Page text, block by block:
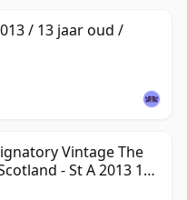
/ 13 jaar oud /
Vintage The
- St A 2013 13